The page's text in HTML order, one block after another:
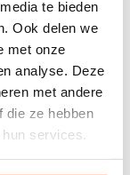
te bieden
Ook delen we
met onze
analyse. Deze
met andere
die ze hebben
services.